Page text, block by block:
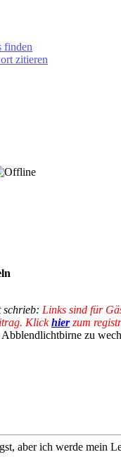
schrieb: Links sind für
Klickhierzum
Abblendlichtbirne zu
aber ich werde mein